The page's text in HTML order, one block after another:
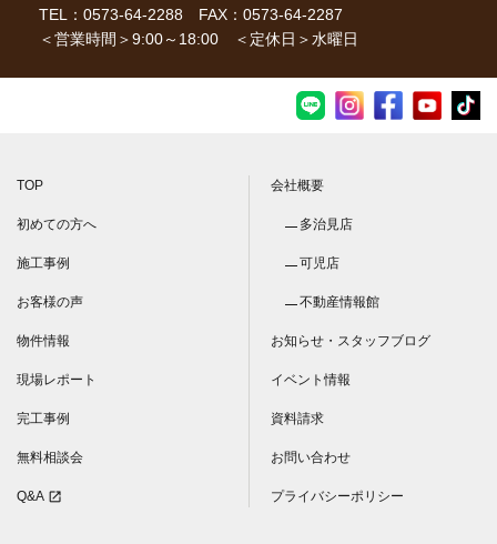
TEL：0573-64-2288 FAX：0573-64-2287
＜営業時間＞9:00～18:00 ＜定休日＞水曜日
TOP
初めての方へ
施工事例
お客様の声
物件情報
現場レポート
完工事例
無料相談会
Q&A open_in_new
会社概要
多治見店
可児店
不動産情報館
お知らせ・スタッフブログ
イベント情報
資料請求
お問い合わせ
プライバシーポリシー